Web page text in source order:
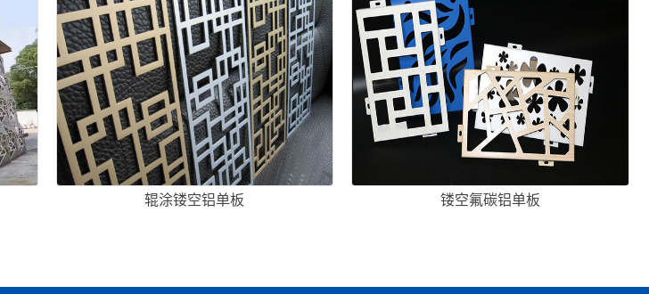
辊涂镂空铝单板 镂空氟碳铝单板